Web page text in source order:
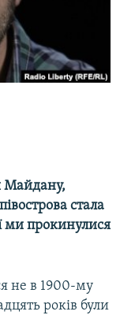
Майдану,
стала
ми прокинулися
не в 1900-му
років були